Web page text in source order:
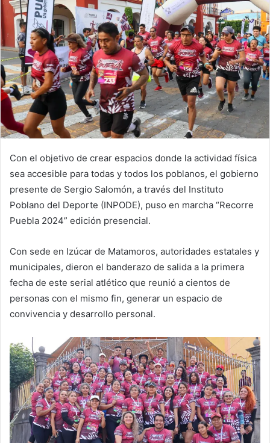
Con el objetivo de crear espacios donde la actividad física
sea accesible para todas y todos los poblanos, el gobierno
presente de Sergio Salomón, a través del Instituto
Poblano del Deporte (INPODE), puso en marcha “Recorre
Puebla 2024” edición presencial.
Con sede en Izúcar de Matamoros, autoridades estatales y
municipales, dieron el banderazo de salida a la primera
fecha de este serial atlético que reunió a cientos de
personas con el mismo fin, generar un espacio de
convivencia y desarrollo personal.